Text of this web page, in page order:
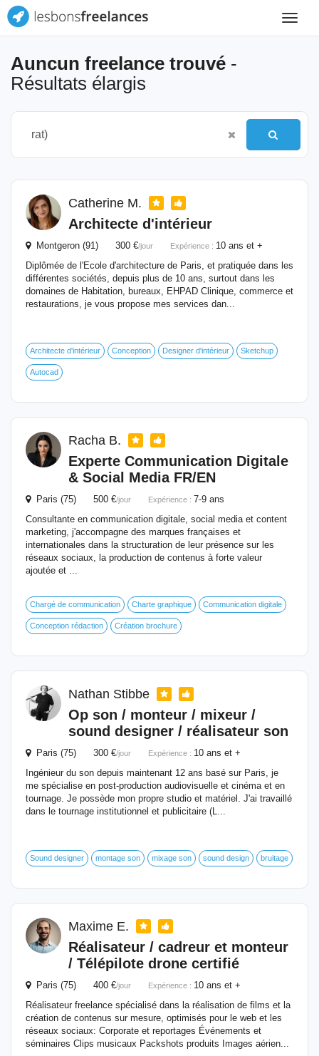
Toggle
Auncun freelance trouvé -
Résultats élargis
Catherine M.
Architecte d'intérieur
Montgeron (91) 300 €/jour Expérience : 10 ans et +
Diplômée de l'Ecole d'architecture de Paris, et pratiquée dans les
différentes sociétés, depuis plus de 10 ans, surtout dans les
domaines de Habitation, bureaux, EHPAD Clinique, commerce et
restaurations, je vous propose mes services dan...
Architecte d'intérieur Conception Designer d'intérieur Sketchup
Autocad
Racha B.
Experte Communication Digitale
& Social Media FR/EN
Paris (75) 500 €/jour Expérience : 7-9 ans
Consultante en communication digitale, social media et content
marketing, j'accompagne des marques françaises et
internationales dans la structuration de leur présence sur les
réseaux sociaux, la production de contenus à forte valeur
ajoutée et ...
Chargé de communication Charte graphique Communication digitale
Conception rédaction Création brochure
Nathan Stibbe
Op son / monteur / mixeur /
sound designer / réalisateur son
Paris (75) 300 €/jour Expérience : 10 ans et +
Ingénieur du son depuis maintenant 12 ans basé sur Paris, je
me spécialise en post-production audiovisuelle et cinéma et en
tournage. Je possède mon propre studio et matériel. J'ai travaillé
dans le tournage institutionnel et publicitaire (L...
Sound designer montage son mixage son sound design bruitage
Maxime E.
Réalisateur / cadreur et monteur
/ Télépilote drone certifié
Paris (75) 400 €/jour Expérience : 10 ans et +
Réalisateur freelance spécialisé dans la réalisation de films et la
création de contenus sur mesure, optimisés pour le web et les
réseaux sociaux: Corporate et reportages Événements et
séminaires Clips musicaux Packshots produits Images aérien...